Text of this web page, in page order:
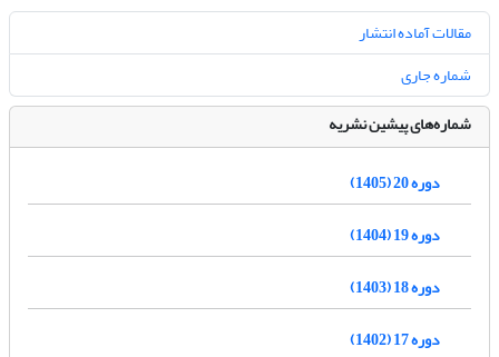
مقالات آماده انتشار
شماره جاری
شماره‌های پیشین نشریه
دوره 20 (1405)
دوره 19 (1404)
دوره 18 (1403)
دوره 17 (1402)